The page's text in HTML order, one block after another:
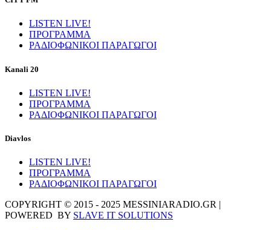
LISTEN LIVE!
ΠΡΟΓΡΑΜΜΑ
ΡΑΔΙΟΦΩΝΙΚΟΙ ΠΑΡΑΓΩΓΟΙ
Kanali 20
LISTEN LIVE!
ΠΡΟΓΡΑΜΜΑ
ΡΑΔΙΟΦΩΝΙΚΟΙ ΠΑΡΑΓΩΓΟΙ
Diavlos
LISTEN LIVE!
ΠΡΟΓΡΑΜΜΑ
ΡΑΔΙΟΦΩΝΙΚΟΙ ΠΑΡΑΓΩΓΟΙ
COPYRIGHT © 2015 - 2025 MESSINIARADIO.GR |
POWERED BY SLAVE IT SOLUTIONS